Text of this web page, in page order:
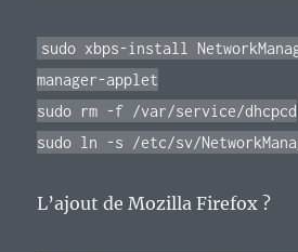
sudo xbps-install
manager-applet
sudo rm -f /var/service/dhcpcd
sudo ln -s /etc/sv/
L’ajout de Mozilla Firefox ?